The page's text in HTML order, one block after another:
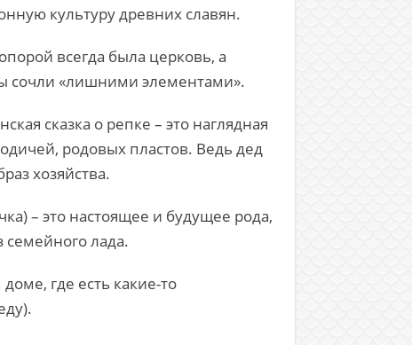
культуру древних славян.
всегда была церковь, а
сочли «лишними элементами».
сказка о репке – это наглядная
родовых пластов. Ведь дед
хозяйства.
– это настоящее и будущее рода,
семейного лада.
где есть какие-то